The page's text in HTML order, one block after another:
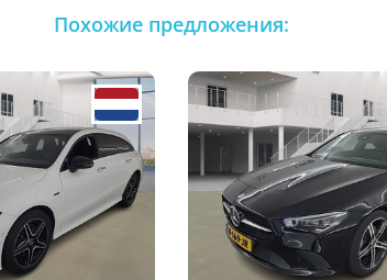
Похожие предложения: